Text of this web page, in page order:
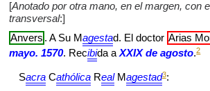
[Anotado por otra mano, en el margen, con
transversal:]
Anvers . A Su Magestad. El doctor Arias
mayo. 1570. Recibida aXXIX de agosto.2
SacraCathólicaRealMagestad3: